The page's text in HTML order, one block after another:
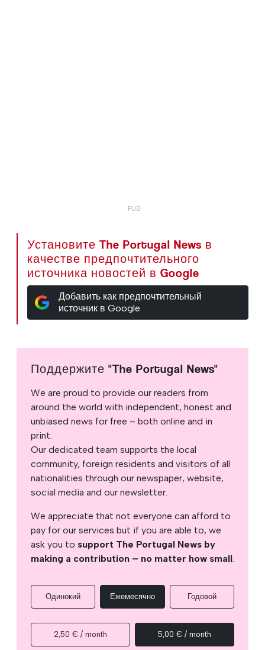
Установите The Portugal News в
качестве предпочтительного
источника новостей в Google
Добавить как предпочтительный
источник в Google
Поддержите "The Portugal News"
We are proud to provide our readers from
around the world with independent, honest and
unbiased news for free – both online and in
print.
Our dedicated team supports the local
community, foreign residents and visitors of all
nationalities through our newspaper, website,
social media and our newsletter.
We appreciate that not everyone can afford to
pay for our services but if you are able to, we
ask you to support The Portugal News by
making a contribution – no matter how small.
Одинокий Ежемесячно Годовой
2,50 € / month 5,00 € / month